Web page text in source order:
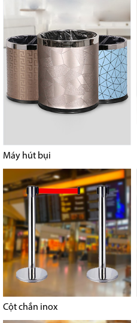
Máy hút bụi
Cột chắn inox